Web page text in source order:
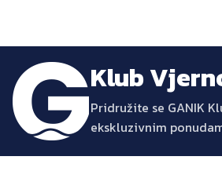
Klub
Pridružite se GANIK
ekskluzivnim